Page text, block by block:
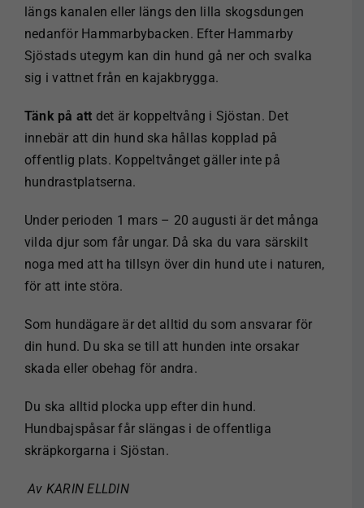
längs kanalen eller längs den lilla skogsdungen
nedanför Hammarbybacken. Efter Hammarby
Sjöstads utegym kan din hund gå ner och svalka
sig i vattnet från en kajakbrygga.
Tänk på att det är koppeltvång i Sjöstan. Det
innebär att din hund ska hållas kopplad på
offentlig plats. Koppeltvånget gäller inte på
hundrastplatserna.
Under perioden 1 mars – 20 augusti är det många
vilda djur som får ungar. Då ska du vara särskilt
noga med att ha tillsyn över din hund ute i naturen,
för att inte störa.
Som hundägare är det alltid du som ansvarar för
din hund. Du ska se till att hunden inte orsakar
skada eller obehag för andra.
Du ska alltid plocka upp efter din hund.
Hundbajspåsar får slängas i de offentliga
skräpkorgarna i Sjöstan.
Av KARIN ELLDIN